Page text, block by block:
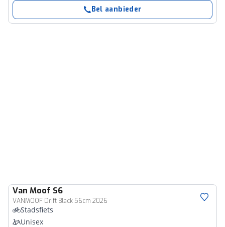
Bel aanbieder
Van Moof S6
VANMOOF Drift Black 56cm 2026
Stadsfiets
Unisex